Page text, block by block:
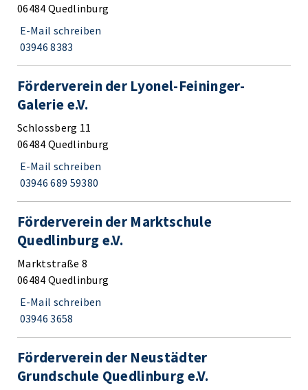
06484 Quedlinburg
E-Mail schreiben
03946 8383
Förderverein der Lyonel-Feininger-
Galerie e.V.
Schlossberg 11
06484 Quedlinburg
E-Mail schreiben
03946 689 59380
Förderverein der Marktschule
Quedlinburg e.V.
Marktstraße 8
06484 Quedlinburg
E-Mail schreiben
03946 3658
Förderverein der Neustädter
Grundschule Quedlinburg e.V.